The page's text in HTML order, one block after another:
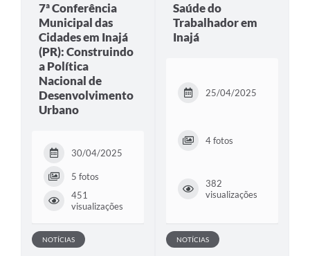
7ª Conferência
Municipal das
Cidades em Inajá
(PR): Construindo
a Política
Nacional de
Desenvolvimento
Urbano
30/04/2025
5 fotos
451
visualizações
NOTÍCIAS
Saúde do
Trabalhador em
Inajá
25/04/2025
4 fotos
382
visualizações
NOTÍCIAS